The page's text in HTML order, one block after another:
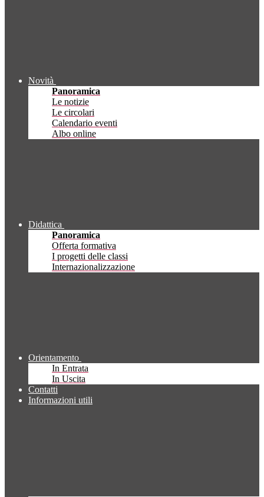
Novità
Panoramica
Le notizie
Le circolari
Calendario eventi
Albo online
Didattica
Panoramica
Offerta formativa
I progetti delle classi
Internazionalizzazione
Orientamento
In Entrata
In Uscita
Contatti
Informazioni utili